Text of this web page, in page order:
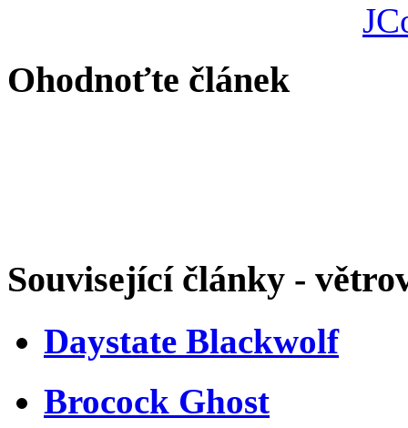
Ohodnoťte článek
Související články -
Daystate Blackwolf
Brocock Ghost